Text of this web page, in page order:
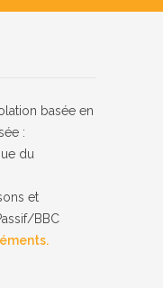
basée en
:
du
et
BBC